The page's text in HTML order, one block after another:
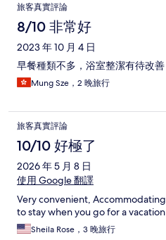
旅客真實評論
8/10 非常好
2023 年 10 月 4 日
早餐種類不多，浴室整潔有待改
Mung Sze，2 晚旅行
旅客真實評論
10/10 好極了
2026 年 5 月 8 日
使用 Google 翻譯
Very convenient,
to stay when you go for a
Sheila Rose，3 晚旅行